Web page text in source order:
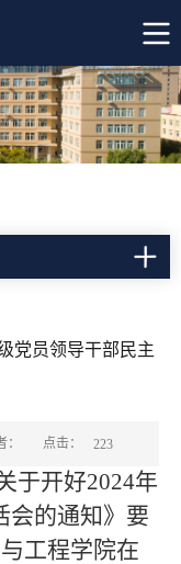
党员领导干部民主
点击： 223
于开好2024年
会的通知》要
工程学院在